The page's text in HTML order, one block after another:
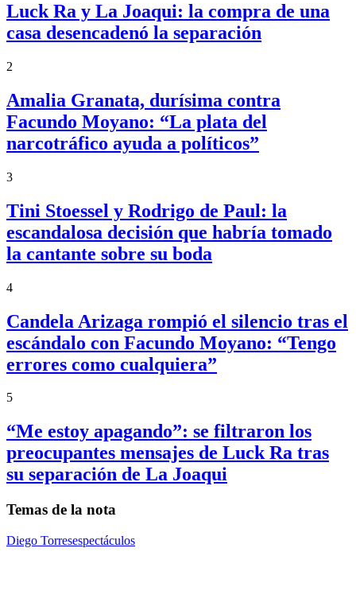
Luck Ra y La Joaqui: la compra de una
casa desencadenó la separación
2
Amalia Granata, durísima contra
Facundo Moyano: “La plata del
narcotráfico ayuda a políticos”
3
Tini Stoessel y Rodrigo de Paul: la
escandalosa decisión que habría tomado
la cantante sobre su boda
4
Candela Arizaga rompió el silencio tras el
escándalo con Facundo Moyano: “Tengo
errores como cualquiera”
5
“Me estoy apagando”: se filtraron los
preocupantes mensajes de Luck Ra tras
su separación de La Joaqui
Temas de la nota
Diego Torresespectáculos